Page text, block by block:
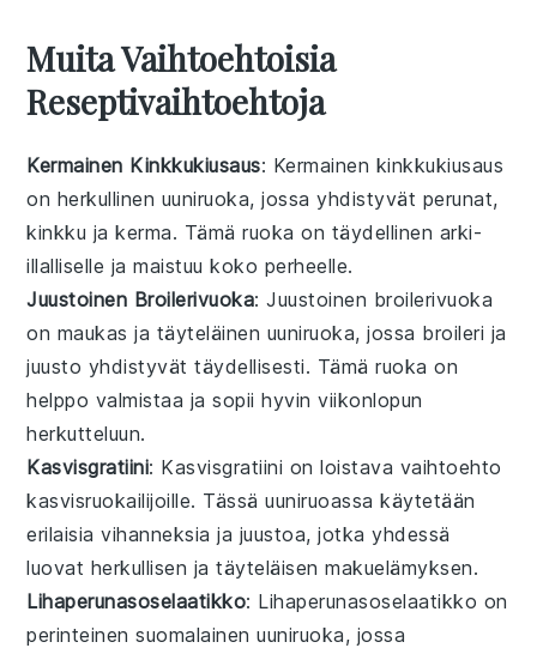
Muita Vaihtoehtoisia
Reseptivaihtoehtoja
Kermainen Kinkkukiusaus: Kermainen kinkkukiusaus
on herkullinen uuniruoka, jossa yhdistyvät perunat,
kinkku jakerma. Tämä ruoka on täydellinen arki-
illalliselle ja maistuu koko perheelle.
Juustoinen Broilerivuoka: Juustoinen broilerivuoka
on maukas ja täyteläinen uuniruoka, jossa broileri ja
juusto yhdistyvät täydellisesti. Tämä ruoka on
helppo valmistaa ja sopii hyvin viikonlopun
herkutteluun.
Kasvisgratiini: Kasvisgratiini on loistava vaihtoehto
kasvisruokailijoille. Tässäuuniruoassa käytetään
erilaisiavihanneksia ja juustoa, jotka yhdessä
luovat herkullisen ja täyteläisen makuelämyksen.
Lihaperunasoselaatikko: Lihaperunasoselaatikko on
perinteinen suomalainenuuniruoka, jossa